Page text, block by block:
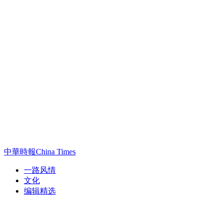
中華時報China Times
一路风情
文化
编辑精选